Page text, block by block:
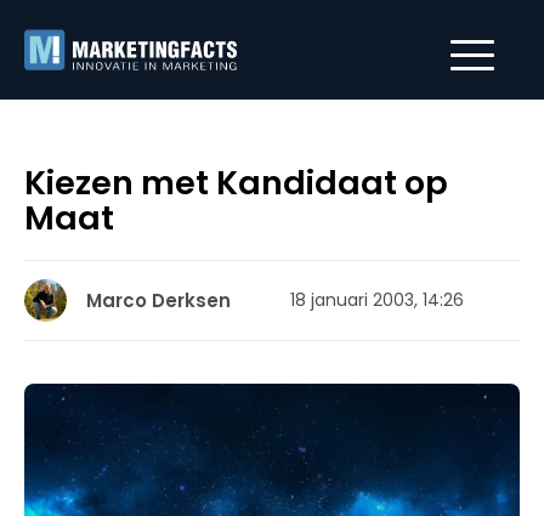
Kiezen met Kandidaat op
Maat
Marco Derksen 18 januari 2003, 14:26